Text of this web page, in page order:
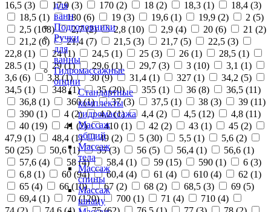
для
ванн
Подголовники
Ручки
для
ванны
Гидромассажные
опции
Стандартные
комплекты
гидромассажа
Массаж
общий
Массаж
тела
Массаж
спины
Массаж
шиацу
16,5 (3) 17,9 (3) 170 (2) 18 (2) 18,3 (1) 18,4 (3)
18,5 (1) 180 (6) 19 (3) 19,6 (1) 19,9 (2) 2 (5)
2,5 (108) 2,7 (2) 2,8 (10) 2,9 (4) 20 (6) 21 (2)
21,2 (6) 21,4 (7) 21,5 (3) 21,7 (5) 22,5 (3)
22,8 (1) 24 (1) 24,5 (1) 25 (3) 26 (1) 28,5 (1)
28.5 (1) 29 (1) 29,6 (1) 29,7 (3) 3 (10) 3,1 (1)
3,6 (6) 3,8 (1) 30 (9) 31,4 (1) 327 (1) 34,2 (5)
34,5 (1) 348 (1) 35 (20) 355 (1) 36 (8) 36,5 (11)
36,8 (1) 360 (1) 37 (3) 37,5 (1) 38 (3) 39 (11)
390 (1) 4 (2) 4,2 (1) 4,4 (2) 4,5 (12) 4,8 (11)
40 (19) 41 (2) 410 (1) 42 (2) 43 (1) 45 (2)
47,9 (1) 48,4 (1) 49 (2) 5 (30) 5,5 (1) 5,6 (2)
50 (25) 50,6 (1) 55 (3) 56 (5) 56,4 (1) 56,6 (1)
57,6 (4) 58 (4) 58,4 (1) 59 (15) 590 (1) 6 (3)
6,8 (1) 60 (94) 60,4 (4) 61 (4) 610 (4) 62 (1)
65 (4) 66 (10) 67 (2) 68 (2) 68,5 (3) 69 (5)
69,4 (1) 70 (120) 700 (1) 71 (4) 710 (4)